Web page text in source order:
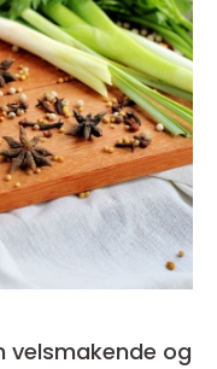
velsmakende og